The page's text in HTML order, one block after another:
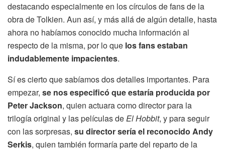
destacando especialmente en los círculos de fans de la
obra de Tolkien. Aun así, y más allá de algún detalle, hasta
ahora no habíamos conocido mucha información al
respecto de la misma, por lo que los fans estaban
indudablemente impacientes.
Sí es cierto que sabíamos dos detalles importantes. Para
empezar, se nos especificó que estaría producida por
Peter Jackson, quien actuara como director para la
trilogía original y las películas deEl Hobbit, y para seguir
con las sorpresas, su director sería el reconocido Andy
Serkis, quien también formaría parte del reparto de la